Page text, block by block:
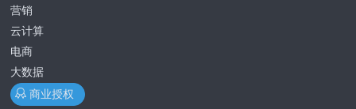
营销
云计算
电商
大数据
商业授权